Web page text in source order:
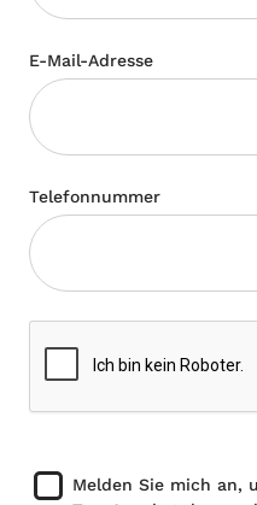
E-Mail-Adresse
Telefonnummer
Melden Sie mich an,